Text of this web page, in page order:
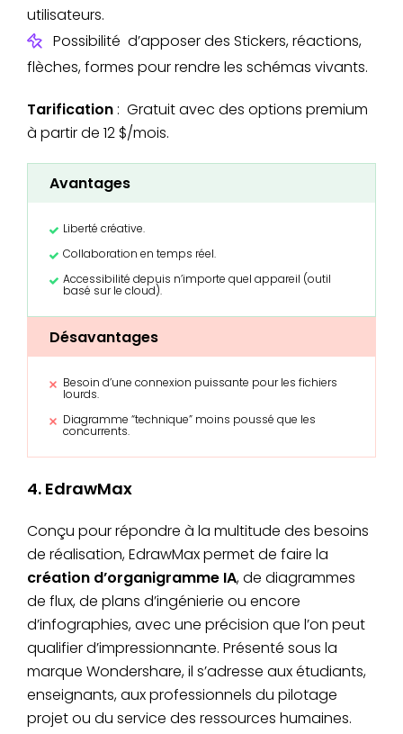
utilisateurs.
Possibilité d’apposer des Stickers, réactions,
flèches, formes pour rendre les schémas vivants.
Tarification : Gratuit avec des options premium
à partir de 12 $/mois.
Avantages
Liberté créative.
Collaboration en temps réel.
Accessibilité depuis n’importe quel appareil (outil
basé sur le cloud).
Désavantages
Besoin d’une connexion puissante pour les fichiers
lourds.
Diagramme “technique” moins poussé que les
concurrents.
4. EdrawMax
Conçu pour répondre à la multitude des besoins
de réalisation, EdrawMax permet de faire la
création d’organigramme IA, de diagrammes
de flux, de plans d’ingénierie ou encore
d’infographies, avec une précision que l’on peut
qualifier d’impressionnante. Présenté sous la
marque Wondershare, il s’adresse aux étudiants,
enseignants, aux professionnels du pilotage
projet ou du service des ressources humaines.